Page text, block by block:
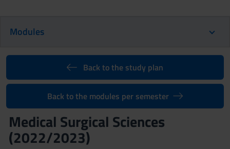
Modules
Back to the study plan
Back to the modules per semester
Medical Surgical Sciences
(2022/2023)